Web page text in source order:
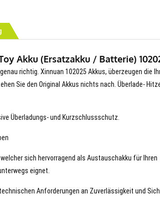
Akku (Ersatzakku / Batterie)
richtig. Xinnuan 102025 Akkus, überzeugen die
Sie den Original Akkus nichts nach. Überlade-
Überladungs- und Kurzschlussschutz.
sich hervorragend als Austauschakku für Ihren
eignet.
Anforderungen an Zuverlässigkeit und